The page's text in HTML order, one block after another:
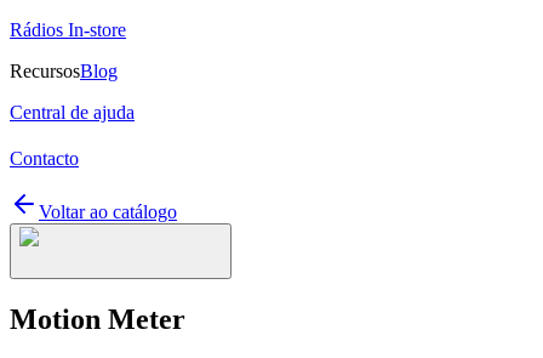
Rádios In-store
RecursosBlog
Central de ajuda
Contacto
Voltar ao catálogo
Motion Meter